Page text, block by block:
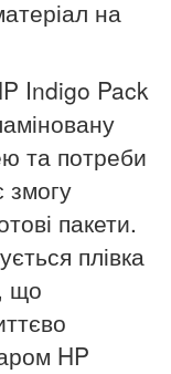
на
Indigo Pack
та потреби
змогу
пакети.
плівка
що
HP